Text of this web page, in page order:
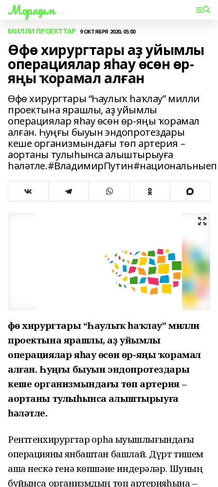
Мораҙым
МИЛЛИ ПРОЕКТТАР 9 ОКТЯБРЯ 2020, 05:00
Өфө хирургтары аҙ уйымлы
операциялар яһау өсөн өр-
яңы ҡорамал алған
Өфө хирургтары “Һаулыҡ һаҡлау” милли
проектына ярашлы, аҙ уйымлы
операциялар яһау өсөн өр-яңы ҡорамал
алған. Һуңғы быуын эндопротездары
кеше организмындағы төп артерия –
аортаны тулыһынса алыштырыуға
Өфө хирургтары “Һаулыҡ һаҡлау” милли
проектына ярашлы, аҙ уйымлы
операциялар яһау өсөн өр-яңы ҡорамал
алған. Һуңғы быуын эндопротездары
кеше организмындағы төп артерия –
аортаны тулыһынса алыштырыуға
һәләтле.
Рентгенхирургтар ҡорһаҡ ҡыуышлығындағы
операцияны янбаштан башлай. Дүрт тишем
аша нескә генә көпшәне индерәләр. Шуның
буйынса организмдың төп артерияһына –